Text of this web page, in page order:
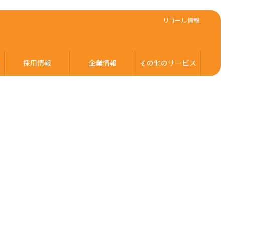
採用情報 企業情報 その他のサービス
リコール情報